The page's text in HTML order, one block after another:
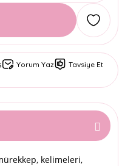
Yorum Yaz
Tavsiye Et
kelimeleri,